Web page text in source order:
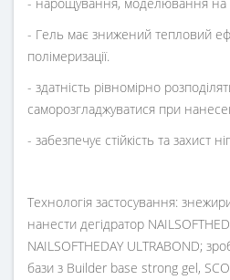
- Гель має знижений тепловий
полімеризації.
- здатність рівномірно
саморозгладжуватися при
- забезпечує стійкість та захист
Технологія застосування:
нанести дегідратор
NAILSOFTHEDAY ULTRABOND;
бази з Builder base strong gel,